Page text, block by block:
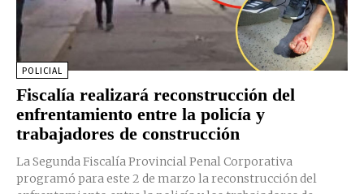
POLICIAL
Fiscalía realizará reconstrucción del
enfrentamiento entre la policía y
trabajadores de construcción
La Segunda Fiscalía Provincial Penal Corporativa
programó para este 2 de marzo la reconstrucción del